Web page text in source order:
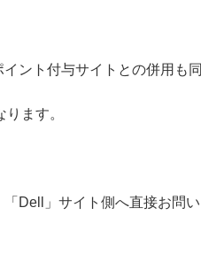
ント付与サイトとの併用も同
ます。
Dell」サイト側へ直接お問い